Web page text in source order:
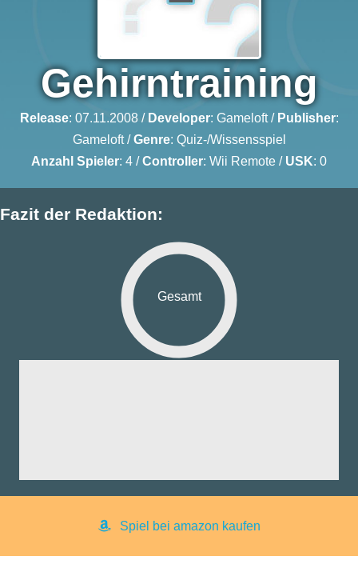
Gehirntraining
Release: 07.11.2008 / Developer: Gameloft/ Publisher:
Gameloft/Genre: Quiz-/Wissensspiel
Anzahl Spieler: 4 /Controller: Wii Remote / USK: 0
Fazit der Redaktion:
Gesamt
Spiel bei amazon kaufen